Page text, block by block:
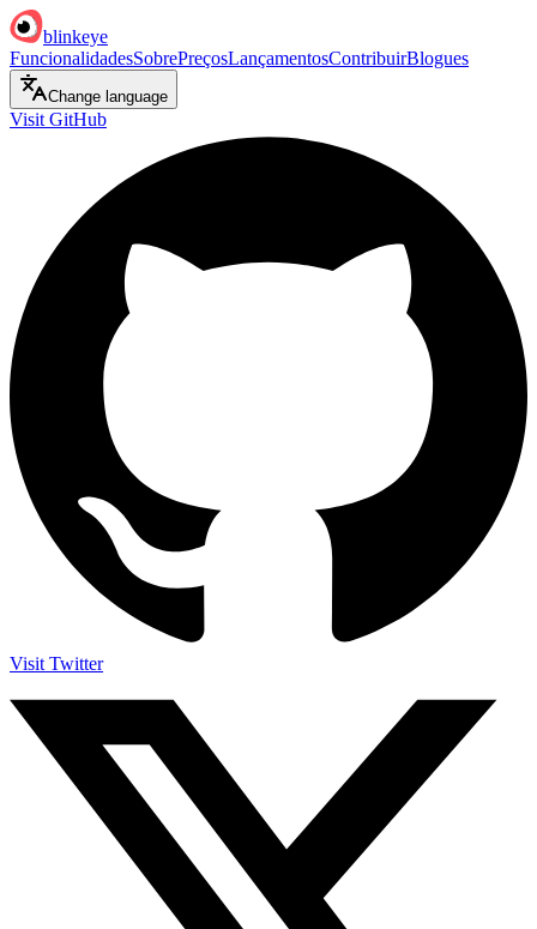
blinkeye
FuncionalidadesSobrePreçosLançamentosContribuirBlogues
Change language
Visit GitHub
Visit Twitter